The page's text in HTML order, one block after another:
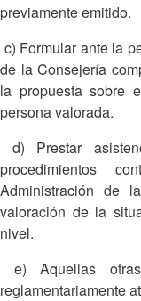
previamente emitido.
c) Formular ante la
de la Consejería
la propuesta sobre
persona valorada.
d) Prestar
procedimientos
Administración de
valoración de la
nivel.
e) Aquellas
reglamentariamente